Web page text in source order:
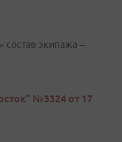
состав экипажа –
№3324 от 17